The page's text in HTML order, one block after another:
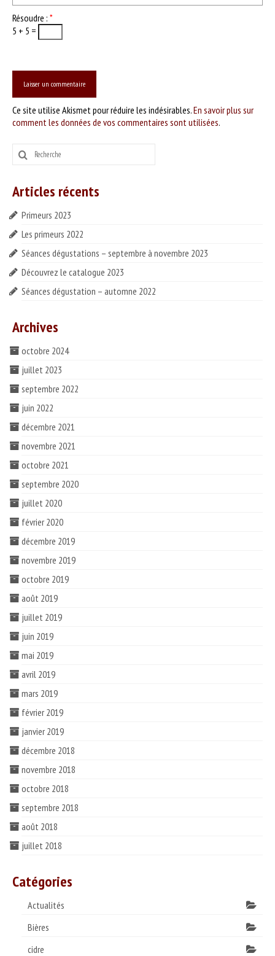
Résoudre : *
5 + 5 =
Ce site utilise Akismet pour réduire les indésirables.En savoir plus sur
comment les données de vos commentaires sont utilisées.
Rechercher
:
Articles récents
Primeurs 2023
Les primeurs 2022
Séances dégustations – septembre à novembre 2023
Découvrez le catalogue 2023
Séances dégustation – automne 2022
Archives
octobre 2024
juillet 2023
septembre 2022
juin 2022
décembre 2021
novembre 2021
octobre 2021
septembre 2020
juillet 2020
février 2020
décembre 2019
novembre 2019
octobre 2019
août 2019
juillet 2019
juin 2019
mai 2019
avril 2019
mars 2019
février 2019
janvier 2019
décembre 2018
novembre 2018
octobre 2018
septembre 2018
août 2018
juillet 2018
Catégories
Actualités
Bières
cidre